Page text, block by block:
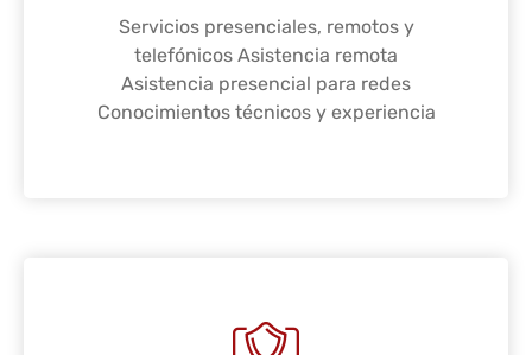
Servicios presenciales, remotos y
telefónicos Asistencia remota
Asistencia presencial para redes
Conocimientos técnicos y experiencia